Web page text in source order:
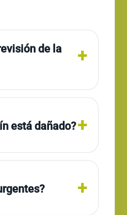
de la
está dañado?